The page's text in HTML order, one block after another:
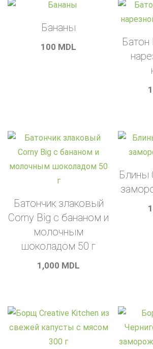
Бананы
100 MDL
Батончик злаковый
Corny Big с бананом и
молочным
шоколадом 50 г
1,000 MDL
Блины